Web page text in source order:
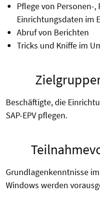
Pflege von Personen-
Einrichtungsdaten im
Abruf von Berichten
Tricks und Kniffe im
Beschäftigte, die
SAP-EPV pflegen.
Grundlagenkenntnisse
Windows werden